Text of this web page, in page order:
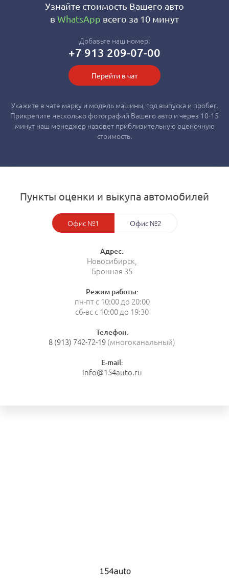
Узнайте стоимость Вашего авто
в WhatsApp всего за 10 минут
Добавьте наш номер:
+7 913 209-07-00
Перейти в чат
Укажите в чате марку и модель машины, год выпуска и пробег.
Прикрепите несколько фотографий Вашего авто и через 10-15
минут наш менеджер назовет приблизительную оценочную
стоимость.
Пункты оценки и выкупа автомобилей
Офис №1 Офис №2
Адрес:
Новосибирск,
Бронная 35
Режим работы:
пн-пт с 10:00 до 20:00
сб-вс с 10:00 до 19:30
Телефон:
8 (913) 742-72-19(многоканальный)
E-mail:
info@154auto.ru